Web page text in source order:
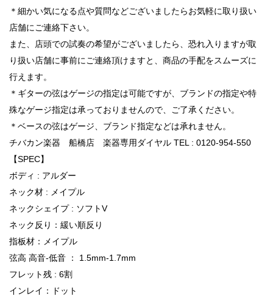
＊細かい気になる点や質問などございましたらお気軽に取り扱い
店舗にご連絡下さい。
また、店頭での試奏の希望がございましたら、恐れ入りますが取
り扱い店舗に事前にご連絡頂けますと、商品の手配をスムーズに
行えます。
＊ギターの弦はゲージの指定は可能ですが、ブランドの指定や特
殊なゲージ指定は承っておりませんので、ご了承ください。
＊ベースの弦はゲージ、ブランド指定などは承れません。
チバカン楽器 船橋店 楽器専用ダイヤル TEL : 0120-954-550
【SPEC】
ボディ : アルダー
ネック材 : メイプル
ネックシェイプ : ソフトV
ネック反り：緩い順反り
指板材：メイプル
弦高 高音-低音 ： 1.5mm-1.7mm
フレット残 : 6割
インレイ：ドット